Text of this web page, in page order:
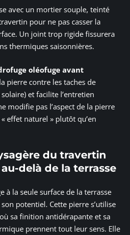
avec un mortier souple, teinté
pour ne pas casser la
Un joint trop rigide fissurera
thermiques saisonnières.
oléofuge avant
pierre contre les taches de
et facilite l’entretien
modifie pas l’aspect de la pierre
effet naturel » plutôt qu’en
du travertin
delà de la terrasse
à la seule surface de la terrasse
potentiel. Cette pierre s’utilise
sa finition antidérapante et sa
prennent tout leur sens. Elle